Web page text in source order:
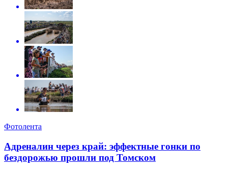
Фотолента
Адреналин через край: эффектные гонки по
бездорожью прошли под Томском